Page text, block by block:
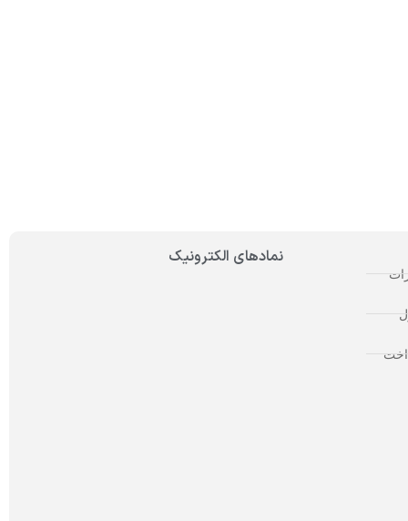
نمادهای الکترونیک